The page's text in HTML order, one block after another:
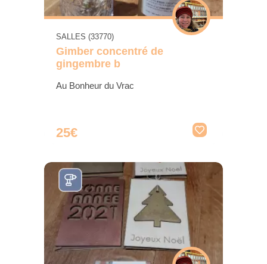
SALLES (33770)
Gimber concentré de
gingembre b
Au Bonheur du Vrac
25€